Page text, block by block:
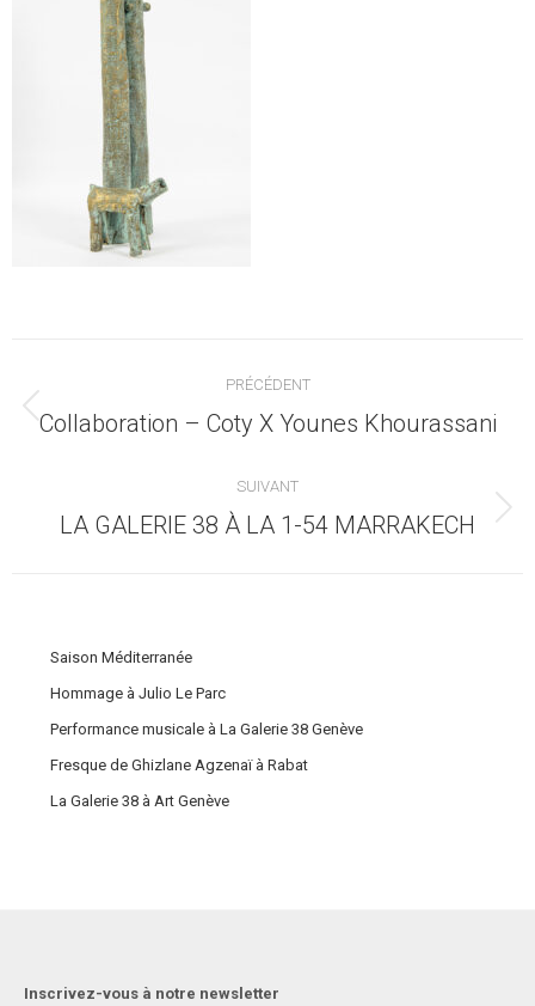
article
PRÉCÉDENT
Article
:
Collaboration – Coty X Younes Khourassani
SUIVANT
Article
LA GALERIE 38 À LA 1-54 MARRAKECH
Saison Méditerranée
Hommage à Julio Le Parc
Performance musicale à La Galerie 38 Genève
Fresque de Ghizlane Agzenaï à Rabat
La Galerie 38 à Art Genève
Inscrivez-vous à notre newsletter